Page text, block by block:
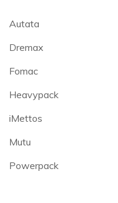
Autata
Dremax
Fomac
Heavypack
iMettos
Mutu
Powerpack